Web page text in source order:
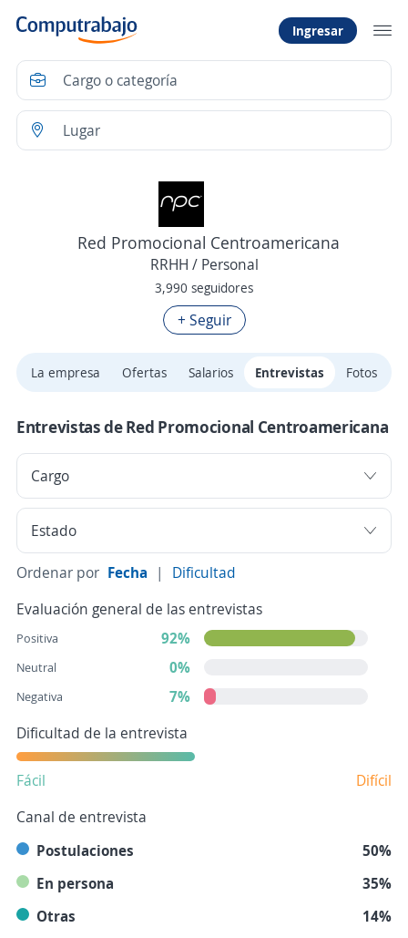
Ingresar
Red Promocional Centroamericana
RRHH / Personal
3,990 seguidores
+ Seguir
La empresa Ofertas Salarios Entrevistas Fotos
Entrevistas de Red Promocional Centroamericana
Ordenar por Fecha |
Dificultad
Evaluación general de las entrevistas
Positiva 92%
Neutral 0%
Negativa
7%
Dificultad de la entrevista
Fácil
Difícil
Canal de entrevista
Postulaciones
50%
En persona
35%
Otras
14%